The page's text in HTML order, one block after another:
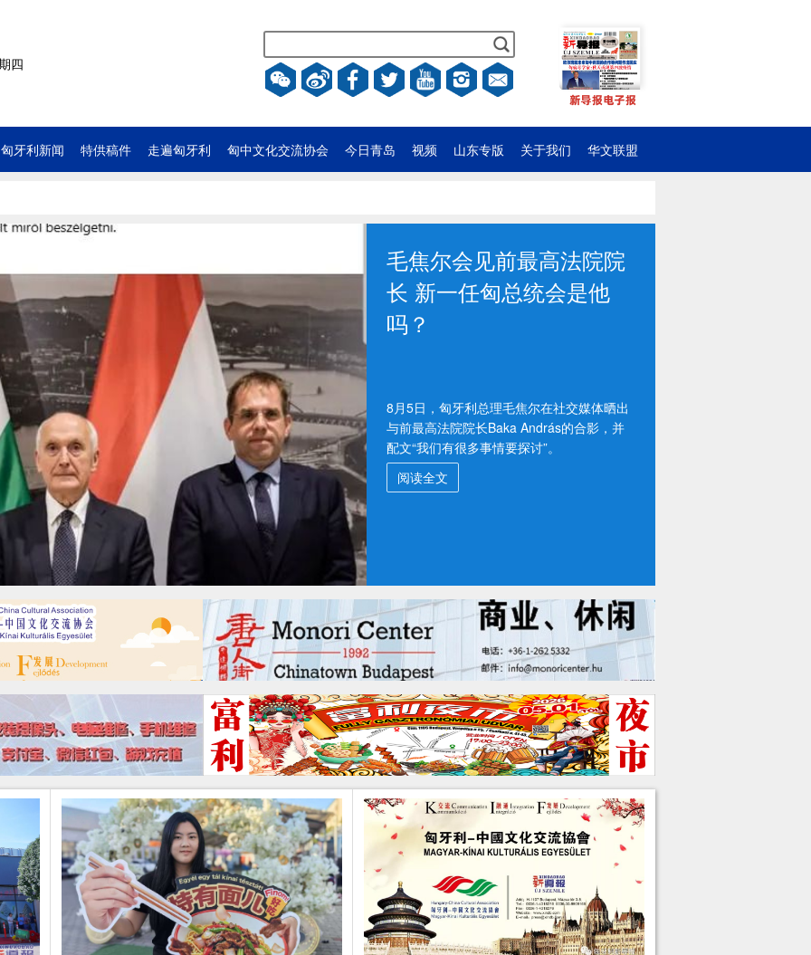
四
匈牙利新闻 特供稿件 走遍匈牙利 匈中文化交流协会 今日青岛 视频 山东专版 关于我们 华文联盟
匈三级高温预警延长 周四
42度，周五或降温
8月5日，匈牙利国家首席医疗官决定将全国
三级高温警报延长至本周五（8月7日）午夜
24点。
阅读全文